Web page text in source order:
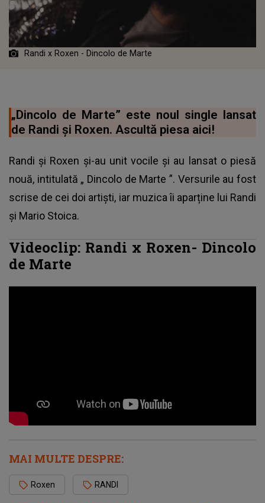
Randi x Roxen - Dincolo de Marte
„Dincolo de Marte” este noul single lansat
de Randi și Roxen. Ascultă piesa aici!
Randi și Roxen și-au unit vocile și au lansat o piesă
nouă, intitulată „ Dincolo de Marte ”. Versurile au fost
scrise de cei doi artiști, iar muzica îi aparține lui Randi
și Mario Stoica.
Videoclip: Randi x Roxen- Dincolo
de Marte
MAI MULTE DESPRE:
Roxen RANDI